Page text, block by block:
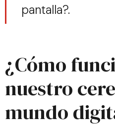
pantalla?.
¿Cómo
nuestro
mundo